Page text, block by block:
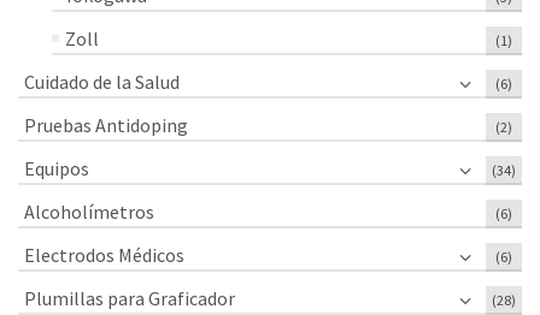
Zoll (1)
Cuidado de la Salud (6)
Pruebas Antidoping (2)
Equipos (34)
Alcoholímetros (6)
Electrodos Médicos (6)
Plumillas para Graficador (28)